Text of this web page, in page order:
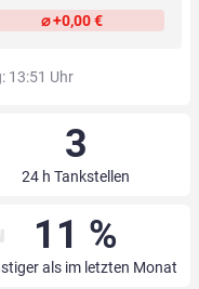
⌀ +0,00 €
13:51 Uhr
3
24 h Tankstellen
11 %
als im letzten Monat